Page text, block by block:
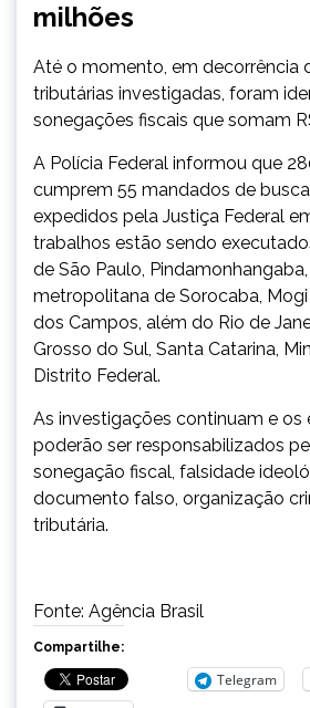
milhões
Até o momento, em decorrência
tributárias investigadas, foram
sonegações fiscais que somam
A Polícia Federal informou que
cumprem 55 mandados de
expedidos pela Justiça Federal
trabalhos estão sendo
de São Paulo,
metropolitana de Sorocaba, Mogi
dos Campos, além do Rio de
Grosso do Sul, Santa Catarina,
Distrito Federal.
As investigações continuam e os
poderão ser responsabilizados
sonegação fiscal, falsidade
documento falso, organização
tributária.
Fonte: Agência Brasil
Compartilhe:
Telegram